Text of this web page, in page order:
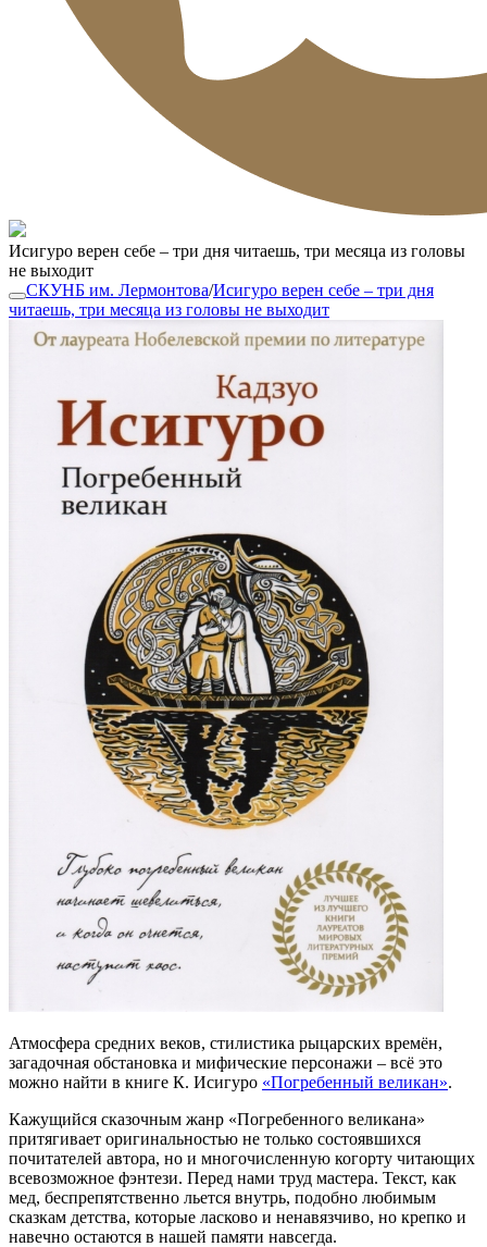
Исигуро верен себе – три дня читаешь, три месяца из головы
не выходит
СКУНБ им. Лермонтова/Исигуро верен себе – три дня
читаешь, три месяца из головы не выходит
Атмосфера средних веков, стилистика рыцарских времён,
загадочная обстановка и мифические персонажи – всё это
можно найти в книге К. Исигуро «Погребенный великан».
Кажущийся сказочным жанр «Погребенного великана»
притягивает оригинальностью не только состоявшихся
почитателей автора, но и многочисленную когорту читающих
всевозможное фэнтези. Перед нами труд мастера. Текст, как
мед, беспрепятственно льется внутрь, подобно любимым
сказкам детства, которые ласково и ненавязчиво, но крепко и
навечно остаются в нашей памяти навсегда.